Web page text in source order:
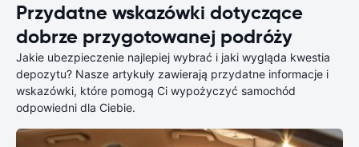
Przydatne wskazówki dotyczące
dobrze przygotowanej podróży
Jakie ubezpieczenie najlepiej wybrać i jaki wygląda kwestia
depozytu? Nasze artykuły zawierają przydatne informacje i
wskazówki, które pomogą Ci wypożyczyć samochód
odpowiedni dla Ciebie.